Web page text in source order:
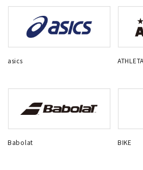
asics ATHLETA
Babolat BIKE